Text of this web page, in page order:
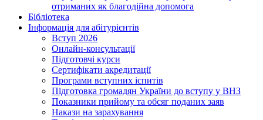
отриманих як благодійна допомога
Бібліотека
Інформація для абітурієнтів
Вступ 2026
Онлайн-консультації
Підготовчі курси
Сертифікати акредитації
Програми вступних іспитів
Підготовка громадян України до вступу у ВНЗ
Показники прийому та обсяг поданих заяв
Накази на зарахування